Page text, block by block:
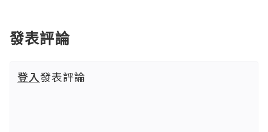
發表評論
登入發表評論